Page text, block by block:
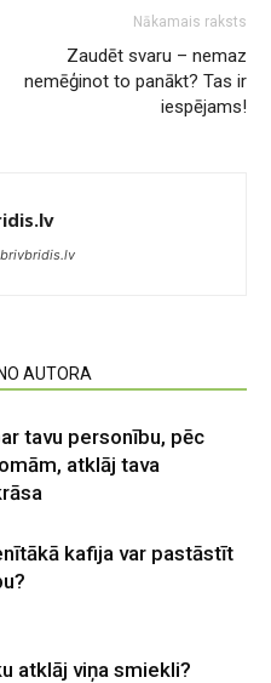
Nākamais raksts
Zaudēt svaru – nemaz
nemēģinot to panākt? Tas ir
iespējams!
AUTORA
tavu personību, pēc
atklāj tava
kafija var pastāstīt
atklāj viņa smiekli?